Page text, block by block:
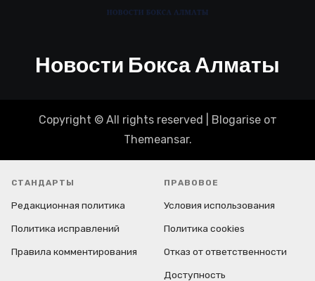
Новости Бокса Алматы
Copyright © All rights reserved Blogariseот
Themeansar.
СТАНДАРТЫ
Редакционная политика
Политика исправлений
Правила комментирования
ПРАВОВОЕ
Условия использования
Политика cookies
Отказ от ответственности
Доступность